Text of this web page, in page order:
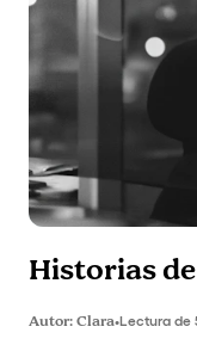
Historias
Autor:Clara•Lectura de